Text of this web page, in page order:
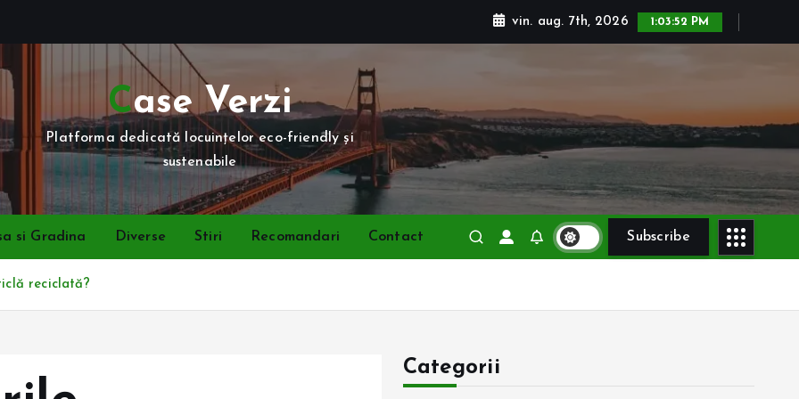
vin. aug. 7th, 2026 1:03:53 PM
Case Verzi
Platforma dedicată locuințelor eco-friendly și
sustenabile
si Gradina Diverse Stiri Recomandari Contact Subscribe
reciclată?
Categorii